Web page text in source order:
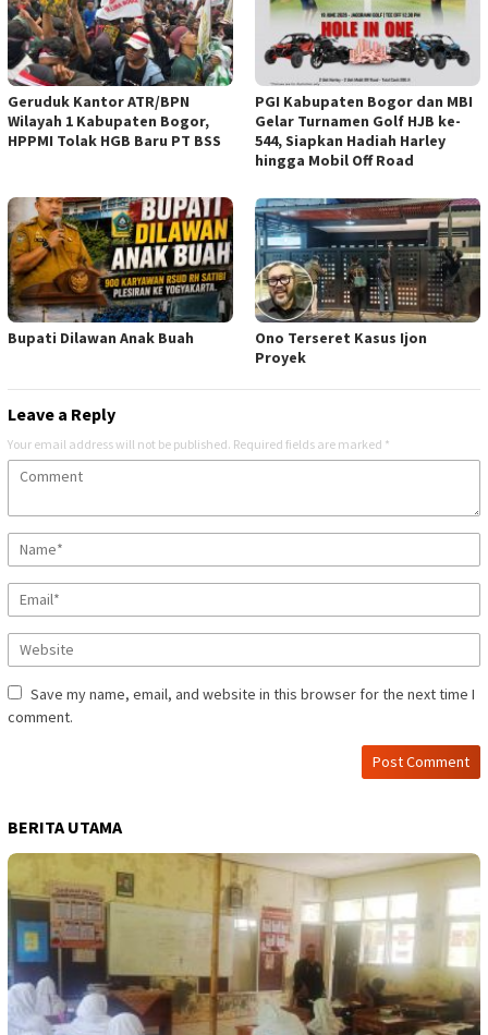
Geruduk Kantor ATR/BPN
Wilayah 1 Kabupaten Bogor,
HPPMI Tolak HGB Baru PT BSS
PGI Kabupaten Bogor dan MBI
Gelar Turnamen Golf HJB ke-
544, Siapkan Hadiah Harley
hingga Mobil Off Road
Bupati Dilawan Anak Buah
Ono Terseret Kasus Ijon
Proyek
Leave a Reply
Your email address will not be published. Required fields are marked *
Save my name, email, and website in this browser for the next time I
comment.
BERITA UTAMA